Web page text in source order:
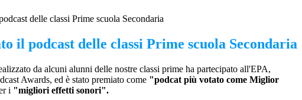
delle classi Prime scuola Secondaria
il podcast delle classi Prime scuola Secondaria
da alcuni alunni delle nostre classi prime ha partecipato all'EPA,
Awards, ed è stato premiato come "podcat più votato come Miglior
i "migliori effetti sonori".